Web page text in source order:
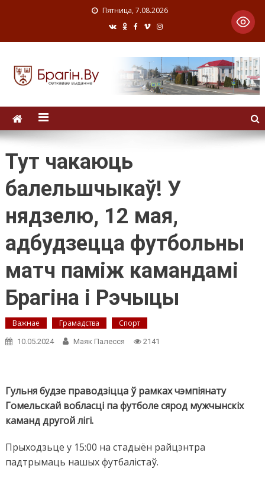
Пятница, 7.08.2026
Тут чакаюць
балельшчыкаў! У
нядзелю, 12 мая,
адбудзецца футбольны
матч паміж камандамі
Брагіна і Рэчыцы
Важнае Грамадства Спорт
10.05.2024 Маяк Палесся 2141
Гульня будзе праводзіцца ў рамках чэмпіянату
Гомельскай вобласці па футболе сярод мужчынскіх
каманд другой лігі.
Прыходзьце у 15:00 на стадыён райцэнтра
падтрымаць нашых футбалістаў.